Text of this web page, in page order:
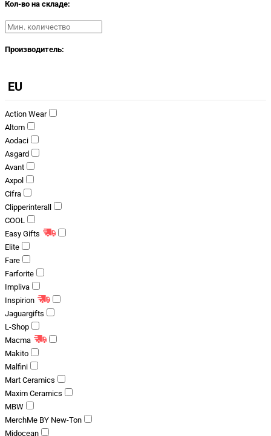
Кол-во на складе:
Производитель:
EU
Action Wear
Altom
Aodaci
Asgard
Avant
Axpol
Cifra
Clipperinterall
COOL
Easy Gifts
Elite
Fare
Farforite
Impliva
Inspirion
Jaguargifts
L-Shop
Macma
Makito
Malfini
Mart Ceramics
Maxim Ceramics
MBW
MerchMe BY New-Ton
Midocean